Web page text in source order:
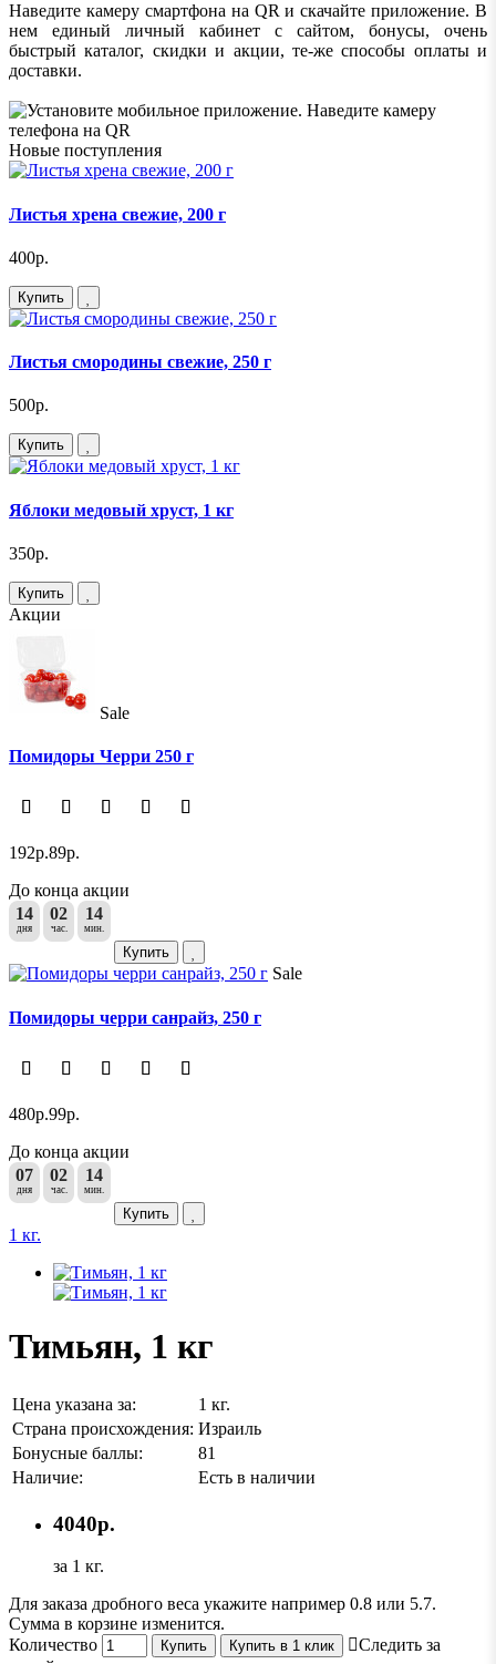
Наведите камеру смартфона на QR и скачайте приложение. В
нем единый личный кабинет с сайтом, бонусы, очень
быстрый каталог, скидки и акции, те-же способы оплаты и
доставки.
Новые поступления
Листья хрена свежие, 200 г
400р.
Купить
Листья смородины свежие, 250 г
500р.
Купить
Яблоки медовый хруст, 1 кг
350р.
Купить
Акции
Sale
Помидоры Черри 250 г
192р.89р.
До конца акции
14
дня
02
час.
14
мин.
Купить
Sale
Помидоры черри санрайз, 250 г
480р.99р.
До конца акции
07
дня
02
час.
14
мин.
Купить
1 кг.
Тимьян, 1 кг
Цена указана за:
1 кг.
Страна происхождения: Израиль
Бонусные баллы:
81
Наличие:
Есть в наличии
4040р.
за 1 кг.
Для заказа дробного веса укажите например 0.8 или 5.7.
Сумма в корзине изменится.
Количество
Купить Купить в 1 клик
Следить за